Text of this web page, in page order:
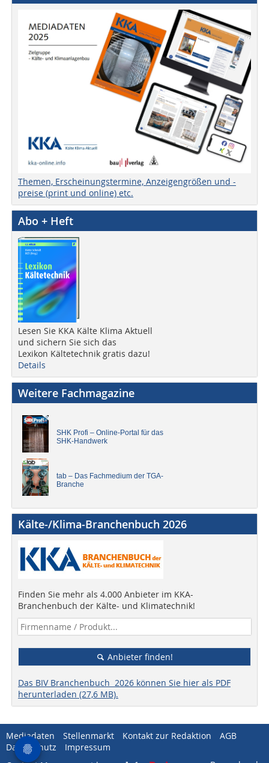
Themen, Erscheinungstermine, Anzeigengrößen und -
preise (print und online) etc.
Abo + Heft
Lesen Sie KKA Kälte Klima Aktuell
und sichern Sie sich das
Lexikon Kältetechnik gratis dazu!
Details
Weitere Fachmagazine
SHK Profi – Online-Portal für das
SHK-Handwerk
tab – Das Fachmedium der TGA-
Branche
Kälte-/Klima-Branchenbuch 2026
Finden Sie mehr als 4.000 Anbieter im KKA-
Branchenbuch der Kälte- und Klimatechnik!
Anbieter finden!
Das BIV Branchenbuch 2026 können Sie hier als PDF
herunterladen (27,6 MB).
Mediadaten Stellenmarkt Kontakt zur Redaktion
AGB
Datenschutz
Impressum